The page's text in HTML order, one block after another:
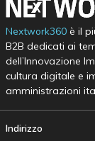
Nextwork360è il
B2B dedicati ai
dell’Innovazione
cultura digitale e
amministrazioni
Indirizzo